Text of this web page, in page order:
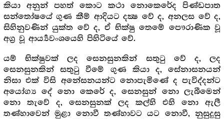
කියා අනුන් පහත් කොට කථා නොකෙරේද පිණ්ඩපාත
සන්තෝෂයේ ගුණ කීම් ආදියට දක්‍ෂ වේ ද, අනලස වේ ද,
සිහිනුවණින් යුක්ත වේ ද, ඒ භික්ෂු තෙමේ පෞරාණික වූ
අග්‍ර‍ වූ ආර්‍ය්‍යවංශයෙහි පිහිටියේ වේ.
යම් භික්ෂුවක් ලද සෙනසුනකින් සතුටු වේ ද, ලද
සෙනසුනකින් සතුටු වීමේ ගුණ කියා ද, සේනාසනයන්
නිසා එක් විසි අනේසනයන්ට නොපැමිණේ ද පැවිද්දන්ට
අයෝග්‍ය දේ නො කෙරේ ද, සෙනසුන් නො ලැබීමෙන්
නො තැවේ ද, සෙනසුනක් ලද කල්හි එහි නො ඇලී
තණ්හාවෙන් මුළා නොවී තණ්හාවට යට නොවී, නුසුදුසු